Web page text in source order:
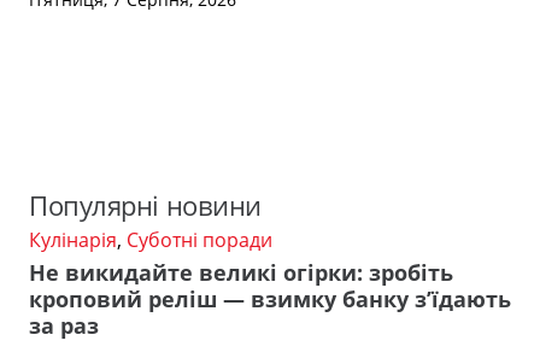
Популярні новини
Кулінарія, Суботні поради
Не викидайте великі огірки: зробіть
кроповий реліш — взимку банку з’їдають
за раз